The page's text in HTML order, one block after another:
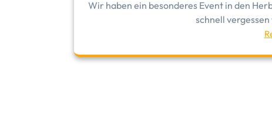
Wir haben ein besonderes Event in den
schnell